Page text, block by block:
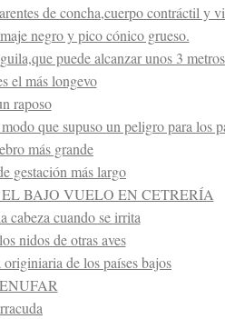
de concha,cuerpo contráctil y
negro y pico cónico grueso.
puede alcanzar unos 3
el más longevo
raposo
que supuso un peligro para los
más grande
gestación más largo
BAJO VUELO EN CETRERÍA
cabeza cuando se irrita
nidos de otras aves
de los países bajos